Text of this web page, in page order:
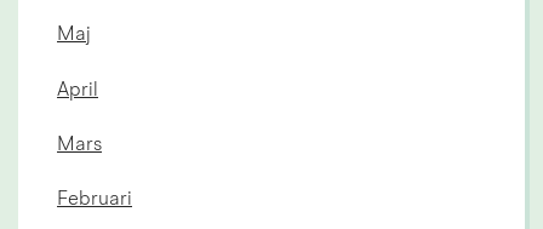
Maj
April
Mars
Februari